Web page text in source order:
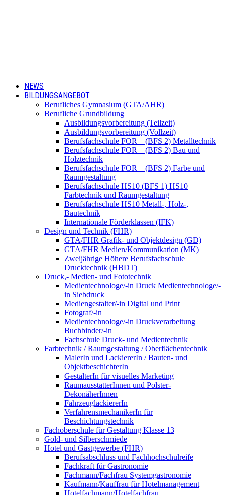
NEWS
BILDUNGSANGEBOT
Berufliches Gymnasium (GTA/AHR)
Berufliche Grundbildung
Ausbildungsvorbereitung (Teilzeit)
Ausbildungsvorbereitung (Vollzeit)
Berufsfachschule FOR – (BFS 2) Metalltechnik
Berufsfachschule FOR – (BFS 2) Bau und
Holztechnik
Berufsfachschule FOR – (BFS 2) Farbe und
Raumgestaltung
Berufsfachschule HS10 (BFS 1) HS10
Farbtechnik und Raumgestaltung
Berufsfachschule HS10 Metall-, Holz-,
Bautechnik
Internationale Förderklassen (IFK)
Design und Technik (FHR)
GTA/FHR Grafik- und Objektdesign (GD)
GTA/FHR Medien/Kommunikation (MK)
Zweijährige Höhere Berufsfachschule
Drucktechnik (HBDT)
Druck,- Medien- und Fototechnik
Medientechnologe/-in Druck Medientechnologe/-
in Siebdruck
Mediengestalter/-in Digital und Print
Fotograf/-in
Medientechnologe/-in Druckverarbeitung |
Buchbinder/-in
Fachschule Druck- und Medientechnik
Farbtechnik / Raumgestaltung / Oberflächentechnik
MalerIn und LackiererIn / Bauten- und
ObjektbeschichterIn
GestalterIn für visuelles Marketing
RaumausstatterInnen und Polster-
DekonäherInnen
FahrzeuglackiererIn
VerfahrensmechanikerIn für
Beschichtungstechnik
Fachoberschule für Gestaltung Klasse 13
Gold- und Silberschmiede
Hotel und Gastgewerbe (FHR)
Berufsabschluss und Fachhochschulreife
Fachkraft für Gastronomie
Fachmann/Fachfrau Systemgastronomie
Kaufmann/Kauffrau für Hotelmanagement
Hotelfachmann/Hotelfachfrau